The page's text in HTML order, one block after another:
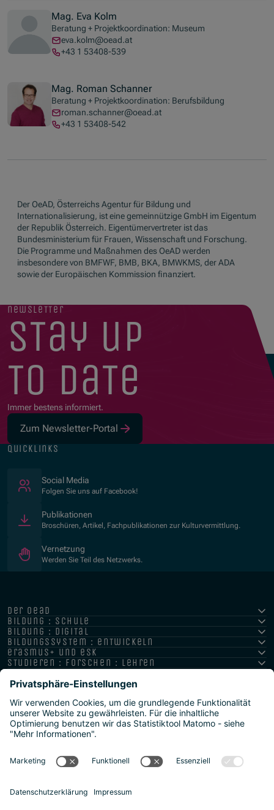
Mag. Eva Kolm
Beratung + Projektkoordination: Museum
eva.kolm@oead.at
+43 1 53408-539
Mag. Roman Schanner
Beratung + Projektkoordination: Berufsbildung
roman.schanner@oead.at
+43 1 53408-542
Der OeAD, Österreichs Agentur für Bildung und
Internationalisierung, ist eine gemeinnützige GmbH im Eigentum
der Republik Österreich. Eigentümervertreter ist das
Bundesministerium für Frauen, Wissenschaft und Forschung.
Die Programme und Maßnahmen des OeAD werden
insbesondere von BMFWF, BMB, BKA, BMWKMS, der ADA
sowie der Europäischen Kommission finanziert.
newsletter
stay up
to date
Immer bestens informiert.
Zum Newsletter-Portal
quicklinks
Social Media
Folgen Sie uns auf Facebook!
Publikationen
Broschüren, Artikel, Fachpublikationen zur Kulturvermittlung.
Vernetzung
Werden Sie Teil des Netzwerks.
der oead
bildung : schule
bildung : digital
bildungssystem : entwickeln
erasmus+ und esk
studieren : forschen : lehren
hochschule : strategie : international
Datenschutz